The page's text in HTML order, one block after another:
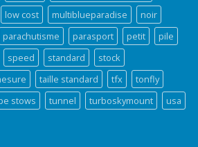
low cost multiblueparadise
noir
parachutisme parasport petit
pile
speed standard
stock
taille standard tfx
tonfly
stows tunnel turboskymount
usa